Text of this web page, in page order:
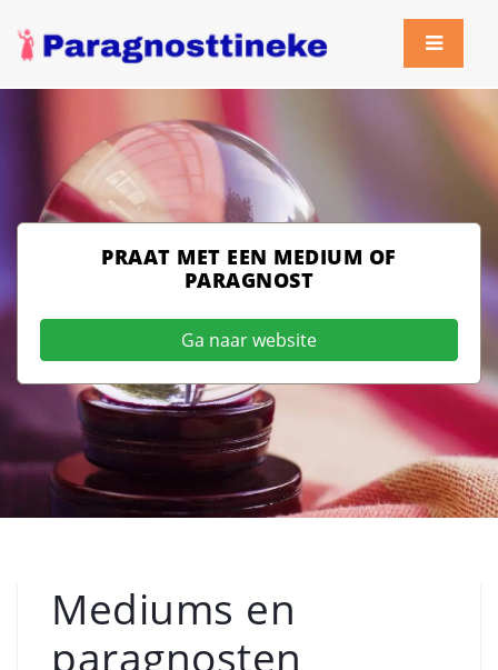
PRAAT MET EEN MEDIUM OF
PARAGNOST
Ga naar website
Mediums en
paragnosten